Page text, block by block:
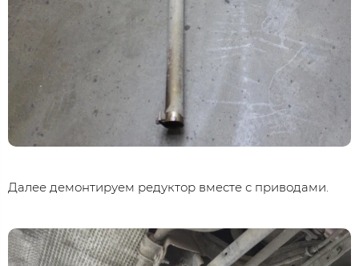
Далее демонтируем редуктор вместе с приводами.